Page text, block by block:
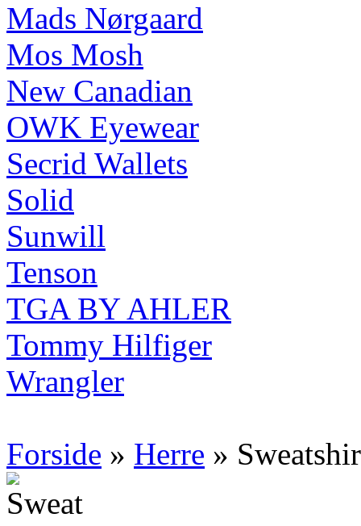
Mads Nørgaard
Mos Mosh
New Canadian
OWK Eyewear
Secrid Wallets
Solid
Sunwill
Tenson
TGA BY AHLER
Tommy Hilfiger
Wrangler
Forside » Herre »